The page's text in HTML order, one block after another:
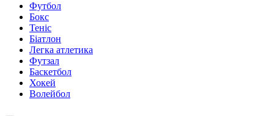
Футбол
Бокс
Теніс
Біатлон
Легка атлетика
Футзал
Баскетбол
Хокей
Волейбол